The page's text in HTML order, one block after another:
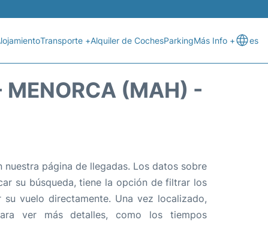
Transporte +Alquiler de CochesParkingMás Info + es
MENORCA (MAH) -
página de llegadas. Los datos sobre
su búsqueda, tiene la opción de filtrar los
vuelo directamente. Una vez localizado,
ver más detalles, como los tiempos